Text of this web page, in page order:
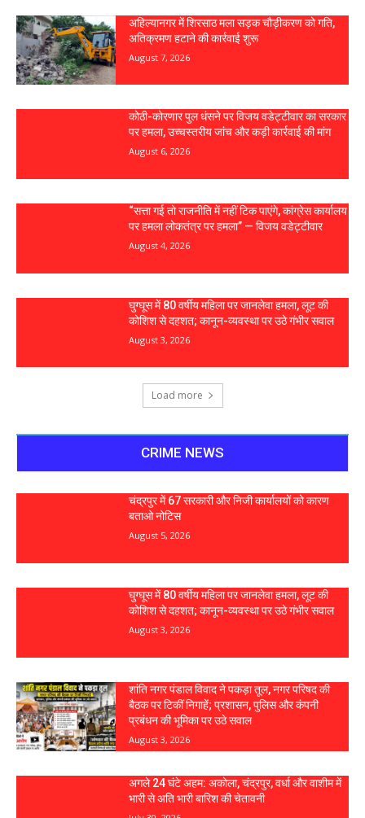
अहिल्यानगर में शिरसाठ मला सड़क चौड़ीकरण को गति,
अतिक्रमण हटाने की कार्रवाई शुरू
August 7, 2026
कोठी-कोरणार पुल धंसने पर विजय वडेट्टीवार का सरकार
पर हमला, उच्चस्तरीय जांच और कड़ी कार्रवाई की मांग
August 6, 2026
“सत्ता गई तो राजनीति में नहीं टिक पाएंगे, कांग्रेस कार्यालय
पर हमला लोकतंत्र पर हमला” — विजय वडेट्टीवार
August 4, 2026
घुग्घूस में 80 वर्षीय महिला पर जानलेवा हमला, लूट की
कोशिश से दहशत; कानून-व्यवस्था पर उठे गंभीर सवाल
August 3, 2026
Load more
CRIME NEWS
चंद्रपुर में 67 सरकारी और निजी कार्यालयों को कारण
बताओ नोटिस
August 5, 2026
घुग्घूस में 80 वर्षीय महिला पर जानलेवा हमला, लूट की
कोशिश से दहशत; कानून-व्यवस्था पर उठे गंभीर सवाल
August 3, 2026
शांति नगर पंडाल विवाद ने पकड़ा तूल, नगर परिषद की
बैठक पर टिकीं निगाहें; प्रशासन, पुलिस और कंपनी
प्रबंधन की भूमिका पर उठे सवाल
August 3, 2026
अगले 24 घंटे अहम: अकोला, चंद्रपुर, वर्धा और वाशीम में
भारी से अति भारी बारिश की चेतावनी